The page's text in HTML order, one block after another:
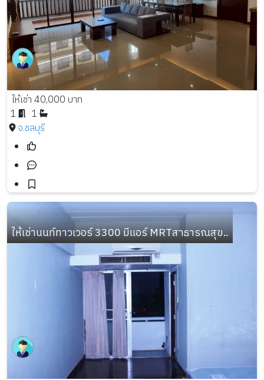
ให้เช่า 40,000 บาท
1
1
จ.ชลบุรี
ให้เช่านนท์ทาวเวอร์ 3300 มีแอร์ MRTสาธารณสุข..